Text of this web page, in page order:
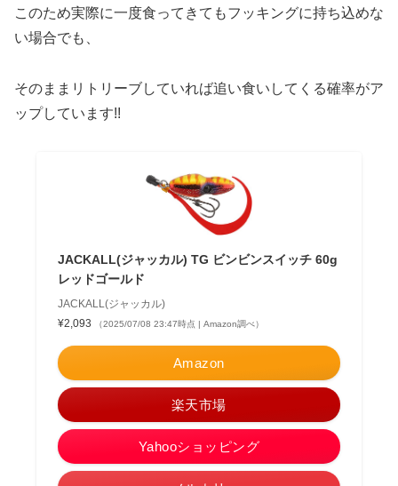
このため実際に一度食ってきてもフッキングに持ち込めな
い場合でも、
そのままリトリーブしていれば追い食いしてくる確率がア
ップしています!!
JACKALL(ジャッカル) TG ビンビンスイッチ 60g
レッドゴールド
JACKALL(ジャッカル)
¥2,093
（2025/07/08 23:47時点 | Amazon調べ）
Amazon
楽天市場
Yahooショッピング